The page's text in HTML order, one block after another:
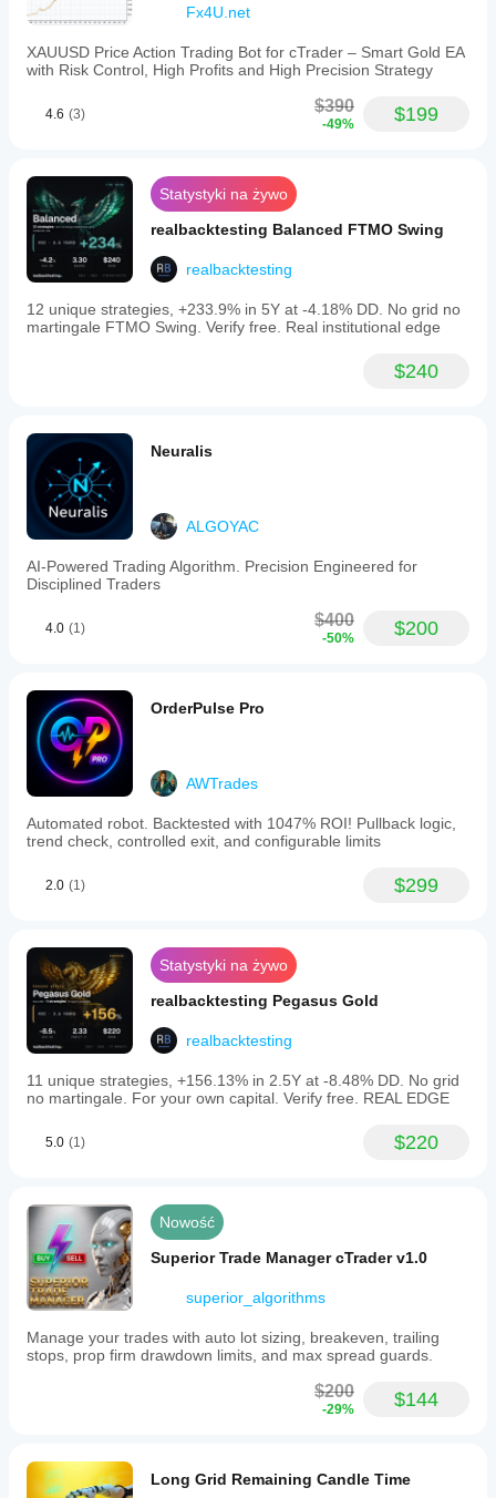
Fx4U.net
XAUUSD Price Action Trading Bot for cTrader – Smart Gold EA
with Risk Control, High Profits and High Precision Strategy
4.6 (3) $390
-49% $199
Statystyki na żywo
realbacktesting Balanced FTMO Swing
realbacktesting
12 unique strategies, +233.9% in 5Y at -4.18% DD. No grid no
martingale FTMO Swing. Verify free. Real institutional edge
$240
Neuralis
ALGOYAC
AI-Powered Trading Algorithm. Precision Engineered for
Disciplined Traders
4.0 (1) $400
-50% $200
OrderPulse Pro
AWTrades
Automated robot. Backtested with 1047% ROI! Pullback logic,
trend check, controlled exit, and configurable limits
2.0 (1) $299
Statystyki na żywo
realbacktesting Pegasus Gold
realbacktesting
11 unique strategies, +156.13% in 2.5Y at -8.48% DD. No grid
no martingale. For your own capital. Verify free. REAL EDGE
5.0 (1) $220
Nowość
Superior Trade Manager cTrader v1.0
superior_algorithms
Manage your trades with auto lot sizing, breakeven, trailing
stops, prop firm drawdown limits, and max spread guards.
$200
-29% $144
Long Grid Remaining Candle Time